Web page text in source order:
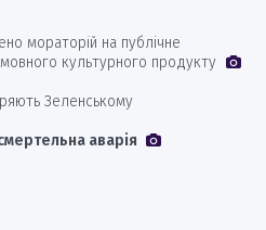
мораторій на публічне
культурного продукту
Зеленському
аварія